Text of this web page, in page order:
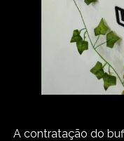
A contratação do